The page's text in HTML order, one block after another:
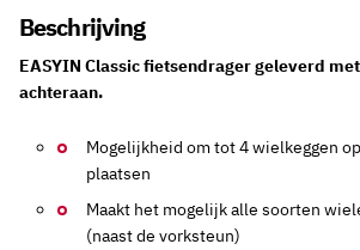
Beschrijving
EASYIN Classic fietsendrager geleverd
achteraan.
Mogelijkheid om tot 4 wielkeggen
plaatsen
Maakt het mogelijk alle soorten
(naast de vorksteun)